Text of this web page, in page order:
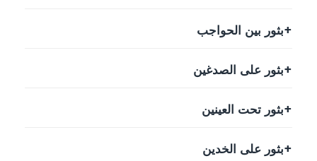
بثور بين الحواجب
بثور على الصدغين
بثور تحت العينين
بثور على الخدين